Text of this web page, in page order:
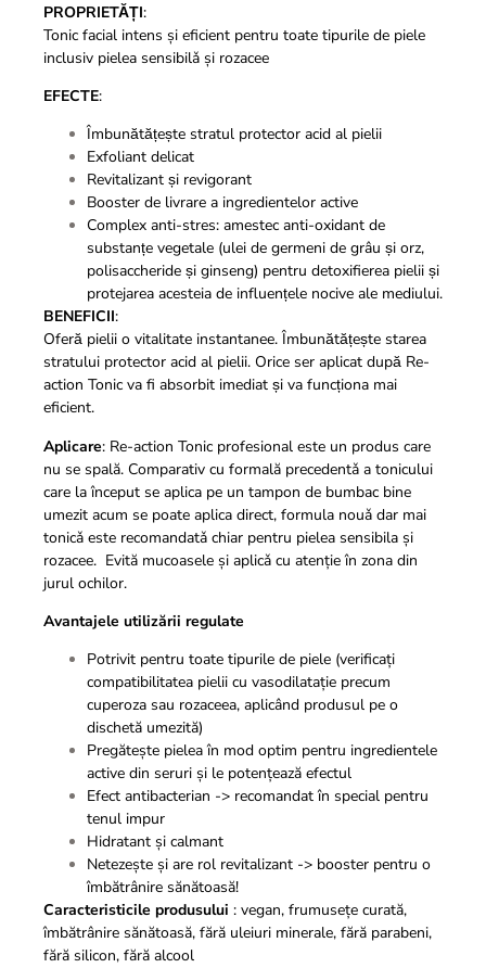
PROPRIETĂȚI:
Tonic facial intens și eficient pentru toate tipurile de piele
inclusiv pielea sensibilǎ şi rozacee
EFECTE:
Îmbunătățește stratul protector acid al pielii
Exfoliant delicat
Revitalizant și revigorant
Booster de livrare a ingredientelor active
Complex anti-stres: amestec anti-oxidant de
substanțe vegetale (ulei de germeni de grâu și orz,
polisaccheride și ginseng) pentru detoxifierea pielii și
protejarea acesteia de influențele nocive ale mediului.
BENEFICII:
Oferă pielii o vitalitate instantanee. Îmbunătățește starea
stratului protector acid al pielii. Orice ser aplicat după Re-
action Tonic va fi absorbit imediat și va funcționa mai
eficient.
Aplicare: Re-action Tonic profesional este un produs care
nu se spală. Comparativ cu formală precedentǎ a tonicului
care la început se aplica pe un tampon de bumbac bine
umezit acum se poate aplica direct, formula nouǎ dar mai
tonicǎ este recomandatǎ chiar pentru pielea sensibila şi
rozacee. Evită mucoasele şi aplicǎ cu atenție în zona din
jurul ochilor.
Avantajele utilizării regulate
Potrivit pentru toate tipurile de piele (verificați
compatibilitatea pielii cu vasodilatație precum
cuperoza sau rozaceea, aplicând produsul pe o
dischetă umezită)
Pregătește pielea în mod optim pentru ingredientele
active din seruri și le potențează efectul
Efect antibacterian -> recomandat în special pentru
tenul impur
Hidratant și calmant
Netezește și are rol revitalizant -> booster pentru o
îmbătrânire sănătoasă!
Caracteristicile produsului : vegan, frumusețe curată,
îmbătrânire sănătoasă, fără uleiuri minerale, fără parabeni,
fără silicon, fără alcool